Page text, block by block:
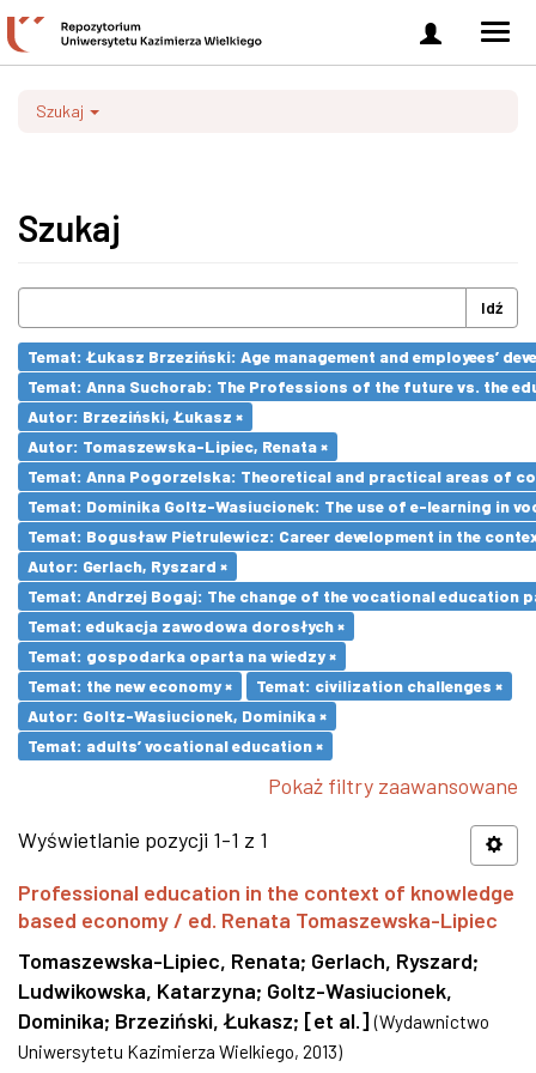
Zaloguj
się
Szukaj
Szukaj
Idź
Temat: Łukasz Brzeziński: Age management and employees’
Temat: Anna Suchorab: The Professions of the future vs. the
Autor: Brzeziński, Łukasz ×
Autor: Tomaszewska-Lipiec, Renata ×
Temat: Anna Pogorzelska: Theoretical and practical areas of
Temat: Dominika Goltz-Wasiucionek: The use of e-learning in
Temat: Bogusław Pietrulewicz: Career development in the
Autor: Gerlach, Ryszard ×
Temat: Andrzej Bogaj: The change of the vocational education
Temat: edukacja zawodowa dorosłych ×
Temat: gospodarka oparta na wiedzy ×
Temat: the new economy ×
Temat: civilization challenges ×
Autor: Goltz-Wasiucionek, Dominika ×
Temat: adults’ vocational education ×
Pokaż filtry zaawansowane
Wyświetlanie pozycji 1-1 z 1
Professional education in the context of knowledge
based economy / ed. Renata Tomaszewska-Lipiec
Tomaszewska-Lipiec, Renata; Gerlach, Ryszard;
Ludwikowska, Katarzyna; Goltz-Wasiucionek,
Dominika; Brzeziński, Łukasz; [et al.] (Wydawnictwo
Uniwersytetu Kazimierza Wielkiego, 2013)